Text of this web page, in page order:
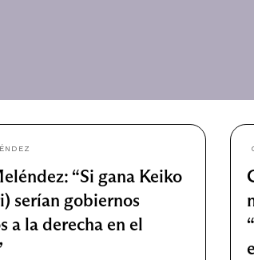
“Si gana Keiko
serían gobiernos
a la derecha en el